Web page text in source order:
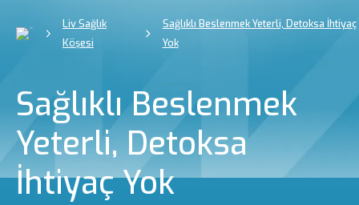
Liv Sağlık
Köşesi
Sağlıklı Beslenmek Yeterli, Detoksa İhtiyaç
Yok
Sağlıklı Beslenmek
Yeterli, Detoksa
İhtiyaç Yok